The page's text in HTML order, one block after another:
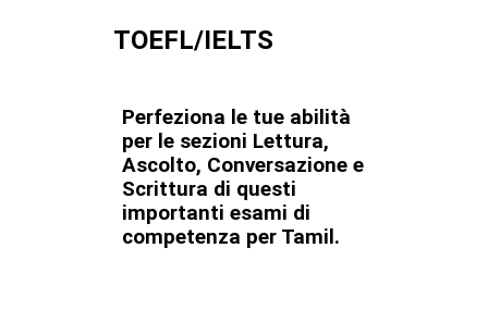
TOEFL/IELTS
Perfeziona le tue abilità
per le sezioni Lettura,
Ascolto, Conversazione e
Scrittura di questi
importanti esami di
competenza per Tamil.